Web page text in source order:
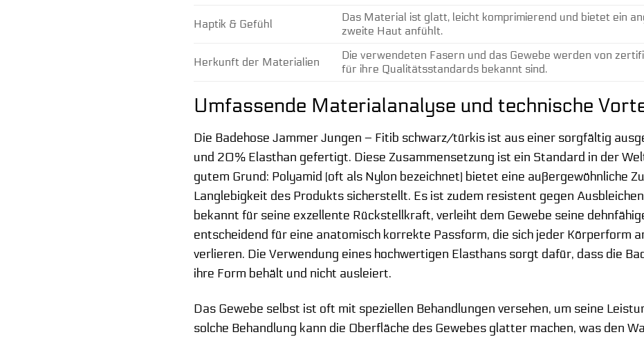
Haptik & Gefühl
Das Material ist glatt, leicht komprimierend und bietet ein
zweite Haut anfühlt.
Herkunft der Materialien
Die verwendeten Fasern und das Gewebe werden von
für ihre Qualitätsstandards bekannt sind.
Umfassende Materialanalyse und technische
Die Badehose Jammer Jungen – Fitib schwarz/türkis ist aus einer sorgfältig
und 20% Elasthan gefertigt. Diese Zusammensetzung ist ein Standard in der
gutem Grund: Polyamid (oft als Nylon bezeichnet) bietet eine außergewöhnliche
Langlebigkeit des Produkts sicherstellt. Es ist zudem resistent gegen
bekannt für seine exzellente Rückstellkraft, verleiht dem Gewebe seine
entscheidend für eine anatomisch korrekte Passform, die sich jeder Körperform
verlieren. Die Verwendung eines hochwertigen Elasthans sorgt dafür, dass die
ihre Form behält und nicht ausleiert.
Das Gewebe selbst ist oft mit speziellen Behandlungen versehen, um seine
solche Behandlung kann die Oberfläche des Gewebes glatter machen, was den